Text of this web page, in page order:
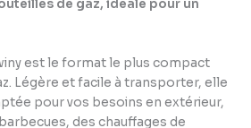
de gaz, idéale pour un
est le format le plus compact
Légère et facile à transporter, elle
pour vos besoins en extérieur,
des chauffages de